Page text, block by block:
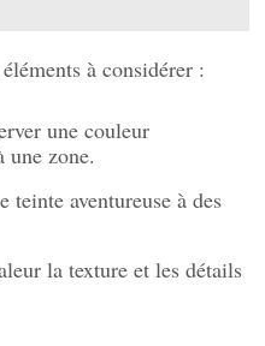
à considérer :
une couleur
une zone.
teinte aventureuse à des
la texture et les détails